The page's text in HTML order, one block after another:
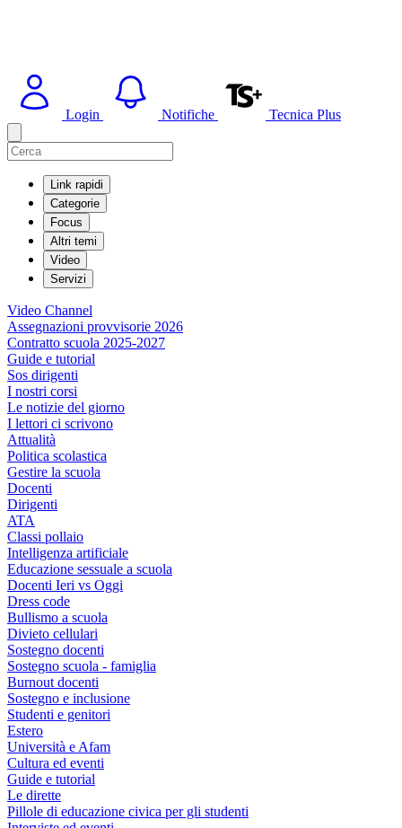
Login Notifiche Tecnica Plus
Link rapidi
Categorie
Focus
Altri temi
Video
Servizi
Video Channel
Assegnazioni provvisorie 2026
Contratto scuola 2025-2027
Guide e tutorial
Sos dirigenti
I nostri corsi
Le notizie del giorno
I lettori ci scrivono
Attualità
Politica scolastica
Gestire la scuola
Docenti
Dirigenti
ATA
Classi pollaio
Intelligenza artificiale
Educazione sessuale a scuola
Docenti Ieri vs Oggi
Dress code
Bullismo a scuola
Divieto cellulari
Sostegno docenti
Sostegno scuola - famiglia
Burnout docenti
Sostegno e inclusione
Studenti e genitori
Estero
Università e Afam
Cultura ed eventi
Guide e tutorial
Le dirette
Pillole di educazione civica per gli studenti